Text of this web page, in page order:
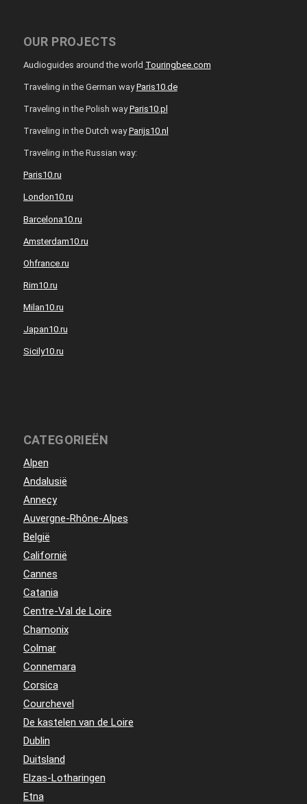
OUR PROJECTS
Audioguides around the world Touringbee.com
Traveling in the German wayParis10.de
Traveling in the Polish wayParis10.pl
Traveling in the Dutch wayParijs10.nl
Traveling in the Russian way:
Paris10.ru
London10.ru
Barcelona10.ru
Amsterdam10.ru
Ohfrance.ru
Rim10.ru
Milan10.ru
Japan10.ru
Sicily10.ru
CATEGORIEËN
Alpen
Andalusië
Annecy
Auvergne-Rhône-Alpes
België
Californië
Cannes
Catania
Centre-Val de Loire
Chamonix
Colmar
Connemara
Corsica
Courchevel
De kastelen van de Loire
Dublin
Duitsland
Elzas-Lotharingen
Etna